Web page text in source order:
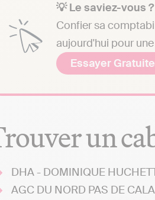
💡 Le saviez-vous ?
Confier sa
aujourd'hui pour
Essayer
un
DHA - DOMINIQUE
AGC DU NORD PAS DE